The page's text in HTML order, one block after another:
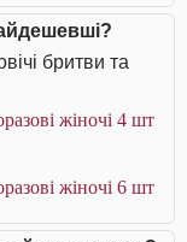
бритви та
жіночі 4 шт
жіночі 6 шт